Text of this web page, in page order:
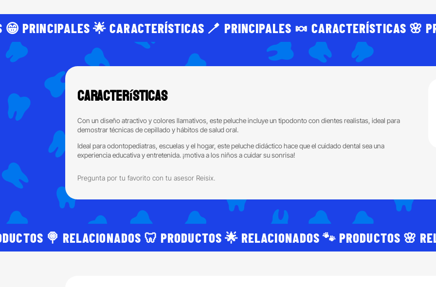
😁 PRINCIPALES 🌟 CARACTERÍSTICAS 🪥 PRINCIPALES 🍬 CARACTERÍSTICAS 🌸
Características
Con un diseño atractivo y colores llamativos, este peluche incluye un tipodonto con dientes realistas, ideal para
demostrar técnicas de cepillado y hábitos de salud oral.
Ideal para odontopediatras, escuelas y el hogar, este peluche didáctico hace que el cuidado dental sea una
experiencia educativa y entretenida. ¡motiva a los niños a cuidar su sonrisa!
Pregunta por tu favorito con tu asesor Reisix.
🍭 RELACIONADOS 🦷 PRODUCTOS 🌟 RELACIONADOS 🐾 PRODUCTOS 🌸